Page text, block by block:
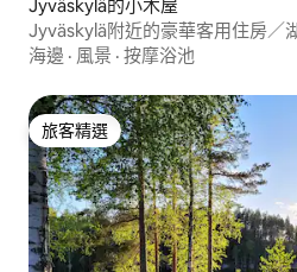
Jyväskylä的小木屋
Jyväskylä附近的豪華客用住房／
海邊 · 風景 · 按摩浴池
旅客精選
旅客精選